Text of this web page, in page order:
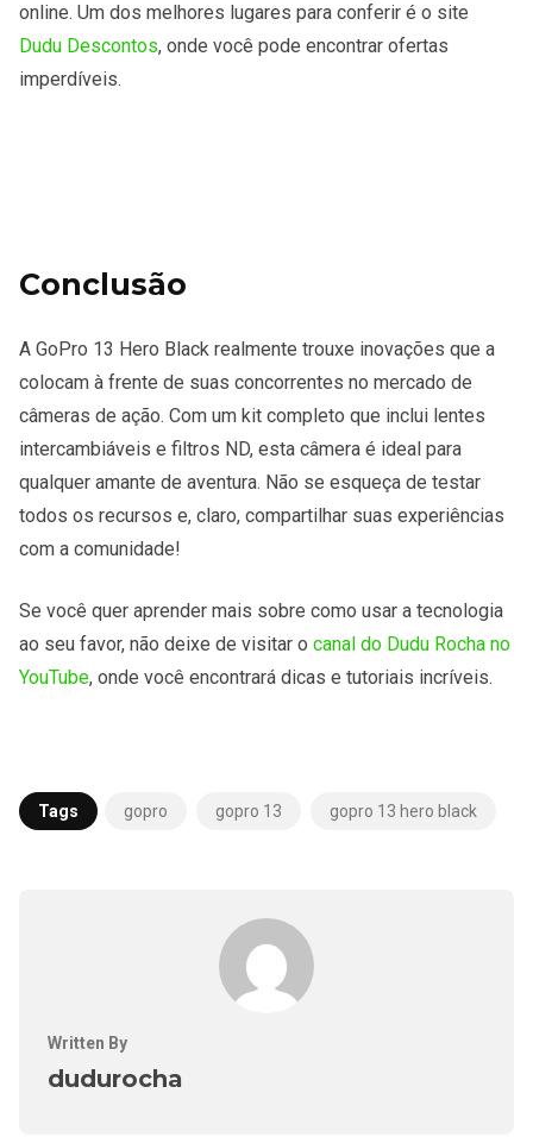
online. Um dos melhores lugares para conferir é o site
Dudu Descontos, onde você pode encontrar ofertas
imperdíveis.
Conclusão
A GoPro 13 Hero Black realmente trouxe inovações que a
colocam à frente de suas concorrentes no mercado de
câmeras de ação. Com um kit completo que inclui lentes
intercambiáveis e filtros ND, esta câmera é ideal para
qualquer amante de aventura. Não se esqueça de testar
todos os recursos e, claro, compartilhar suas experiências
com a comunidade!
Se você quer aprender mais sobre como usar a tecnologia
ao seu favor, não deixe de visitar o canal do Dudu Rocha no
YouTube, onde você encontrará dicas e tutoriais incríveis.
Tags gopro gopro 13 gopro 13 hero black
Written By
dudurocha